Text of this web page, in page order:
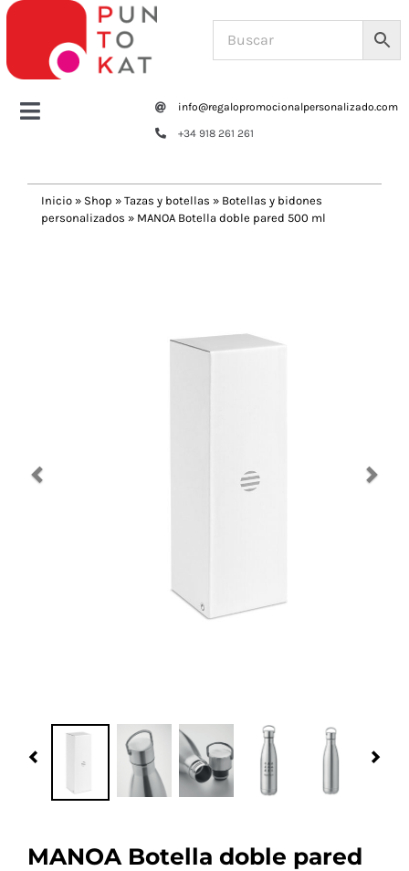
Saltar
contenido
Toggle
Tazas y botellas
Navidad 🎄 Invierno
info@regalopromocionalpersonalizado.com
+34 918 261 261
Inicio » Shop » Tazas y botellas » Botellas y bidones
personalizados » MANOA Botella doble pared 500 ml
MANOA Botella doble pared